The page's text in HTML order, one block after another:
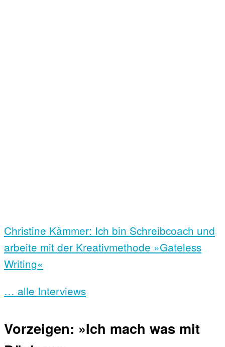
Christine Kämmer: Ich bin Schreibcoach und
arbeite mit der Kreativmethode »Gateless
Writing«
… alle Interviews
Vorzeigen: »Ich mach was mit